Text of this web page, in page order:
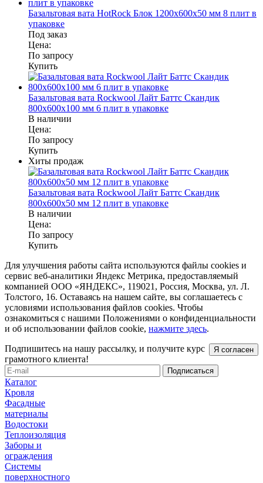
Базальтовая вата HotRock Блок 1200x600x50 мм 8 плит в
упаковке
Под заказ
Цена:
По запросу
Купить
Базальтовая вата Rockwool Лайт Баттс Скандик
800x600x100 мм 6 плит в упаковке
В наличии
Цена:
По запросу
Купить
Хиты продаж
Базальтовая вата Rockwool Лайт Баттс Скандик
800x600x50 мм 12 плит в упаковке
В наличии
Цена:
По запросу
Купить
Для улучшения работы сайта используются файлы cookies и
сервис веб-аналитики Яндекс Метрика, предоставляемый
компанией ООО «ЯНДЕКС», 119021, Россия, Москва, ул. Л.
Толстого, 16. Оставаясь на нашем сайте, вы соглашаетесь с
условиями использования файлов cookies. Чтобы
ознакомиться с нашими Положениями о конфиденциальности
и об использовании файлов cookie, нажмите здесь.
Я согласен
Подпишитесь на нашу рассылку, и получите курс
грамотного клиента!
Каталог
Кровля
Фасадные
материалы
Водостоки
Теплоизоляция
Заборы и
ограждения
Системы
поверхностного